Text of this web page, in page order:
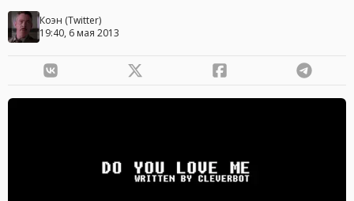
Коэн (Twitter)
19:40, 6 мая 2013